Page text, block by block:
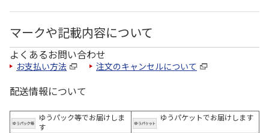
マークや記載内容について
よくあるお問い合わせ
お支払い方法 注文のキャンセルについて
配送情報について
ゆうパック等でお届けしま
す
ゆうパケットでお届けします